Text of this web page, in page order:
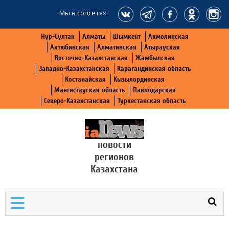
Мы в соцсетях:
Нур-Султан Алматы Шымкент
Акмолинская
Актюбинская
Алматинская
Атырауская
Восточно-Казахстанская
Жамбылская
Западно-Казахстанская
Карагандинская область
Костанайская
Кызылординская
Мангистауская область
Павлодарская
Северо-Казахстанская
Туркестанская область
новости
регионов
Казахстана